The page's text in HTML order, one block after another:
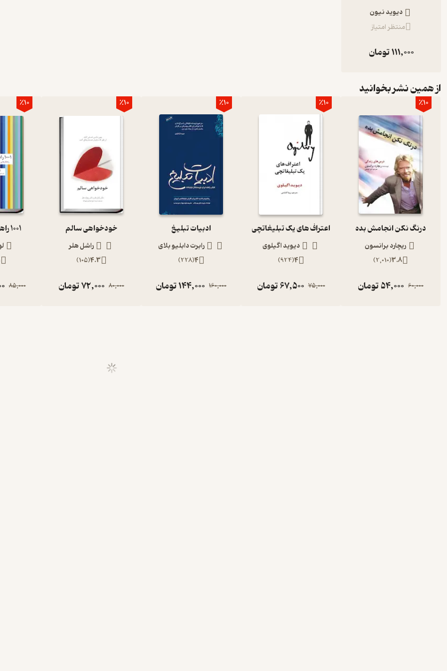
دیوید نیون
منتظر امتیاز
111,000تومان
از همین نشر بخوانید
٪10
درنگ نکن انجامش بده
ریچارد برانسون
3.8
(
2,010
)
60,000
54,000تومان
٪10
اعتراف های یک تبلیغاتچی
دیوید اگیلوی
4
(
924
)
75,000
67,500تومان
٪10
ادبیات تبلیغ
رابرت دابلیو بلای
4
(
228
)
160,000
144,000تومان
٪10
خودخواهی سالم
راشل هلر
4.3
(
105
)
80,000
72,000تومان
٪10
1001 راهکار تبلیغاتی
85,000